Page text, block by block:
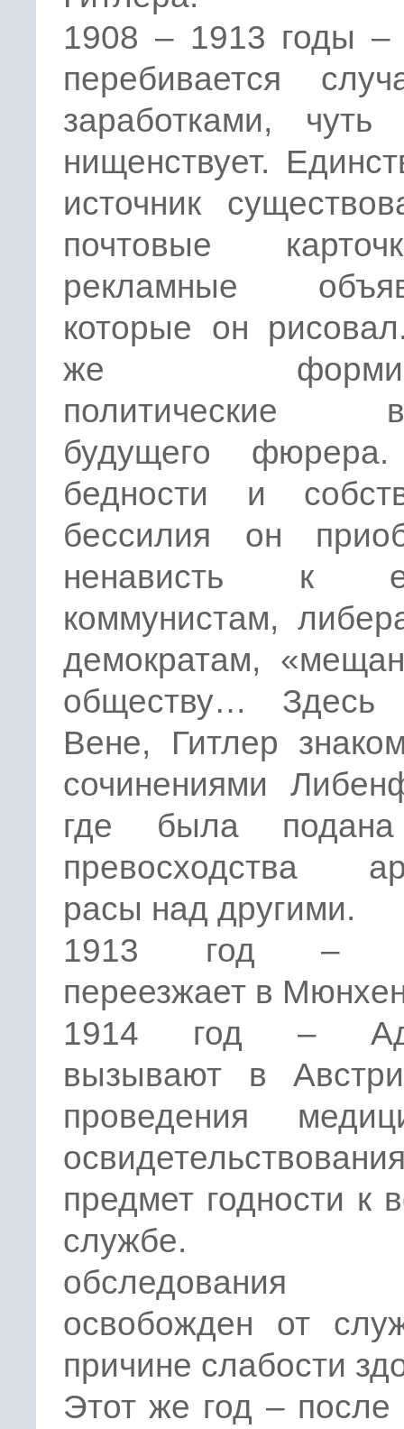
1908 – 1913 годы –
перебивается
заработками,
нищенствует.
источник
почтовые
рекламные
которые он
же
политические
будущего
бедности и
бессилия он
ненависть к
коммунистам,
демократам,
обществу…
Вене, Гитлер
сочинениями
где была
превосходства
расы над другими.
1913 год –
переезжает в
1914 год –
вызывают в
проведения
предмет годности к
службе.
обследования
освобожден от
причине слабости
Этот же год – после